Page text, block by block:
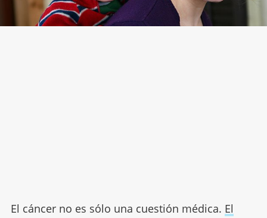
El cáncer no es sólo una cuestión médica. El